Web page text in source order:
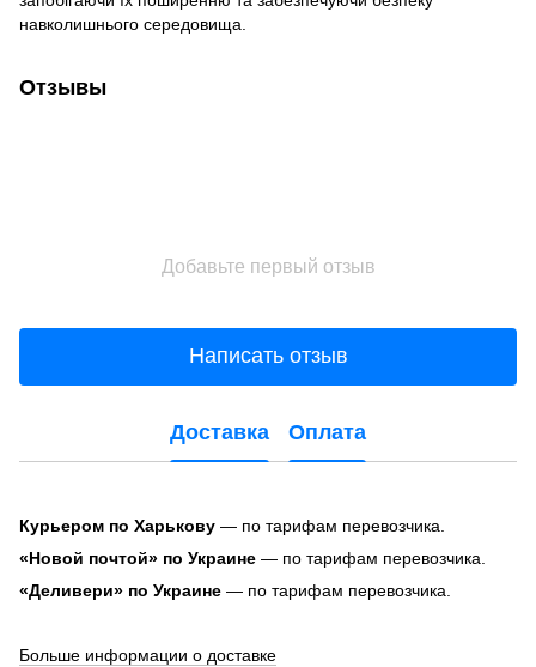
навколишнього середовища.
Отзывы
Добавьте первый отзыв
Написать отзыв
Доставка Оплата
Курьером по Харькову — по тарифам перевозчика.
«Новой почтой» по Украине — по тарифам перевозчика.
«Деливери» по Украине — по тарифам перевозчика.
Больше информации о доставке